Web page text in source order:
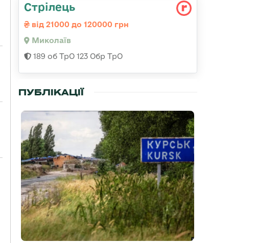
Стрілець
від 21000 до 120000 грн
Миколаїв
189 об ТрО 123 Обр ТрО
ПУБЛІКАЦІЇ